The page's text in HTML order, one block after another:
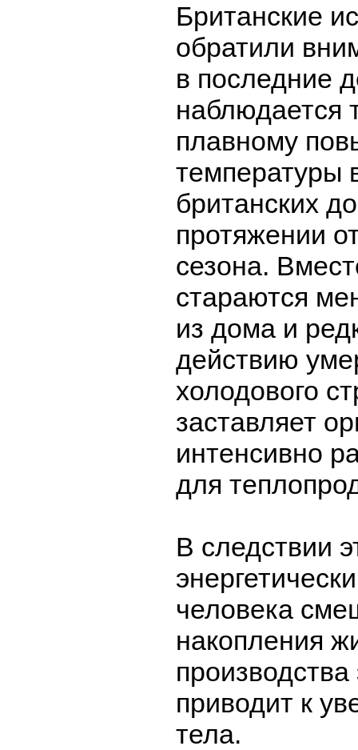
Британские
обратили
в последние
наблюдается
плавному
температуры
британских
протяжении
сезона.
стараются
из дома и
действию
холодового
заставляет
интенсивно
для
В следствии
человека
накопления
производства
приводит к
тела.